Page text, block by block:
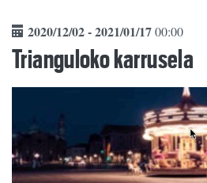
2020/12/02 - 2021/01/1700:00
Trianguloko karrusela